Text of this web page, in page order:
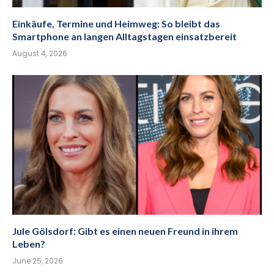
Einkäufe, Termine und Heimweg: So bleibt das
Smartphone an langen Alltagstagen einsatzbereit
August 4, 2026
Jule Gölsdorf: Gibt es einen neuen Freund in ihrem
Leben?
June 25, 2026